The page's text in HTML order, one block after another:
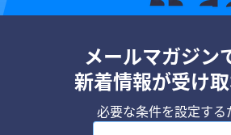
メールマガジン
新着情報が受け
必要な条件を設定する